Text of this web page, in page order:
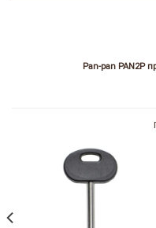
Pan-pan PAN2P